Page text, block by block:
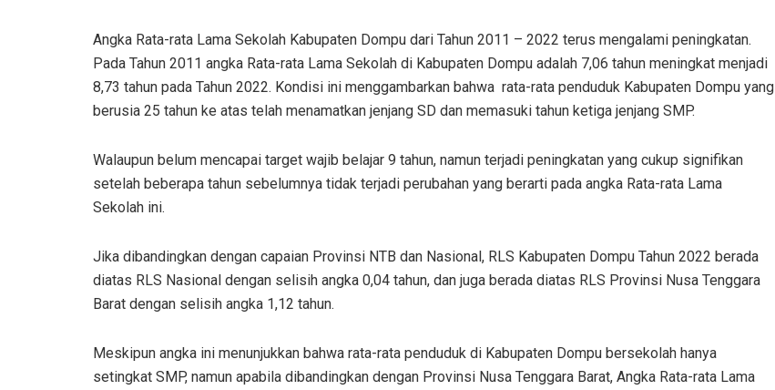
Angka Rata-rata Lama Sekolah Kabupaten Dompu dari Tahun 2011 – 2022 terus mengalami peningkatan.
Pada Tahun 2011 angka Rata-rata Lama Sekolah di Kabupaten Dompu adalah 7,06 tahun meningkat menjadi
8,73 tahun pada Tahun 2022. Kondisi ini menggambarkan bahwa rata-rata penduduk Kabupaten Dompu yang
berusia 25 tahun ke atas telah menamatkan jenjang SD dan memasuki tahun ketiga jenjang SMP.
Walaupun belum mencapai target wajib belajar 9 tahun, namun terjadi peningkatan yang cukup signifikan
setelah beberapa tahun sebelumnya tidak terjadi perubahan yang berarti pada angka Rata-rata Lama
Sekolah ini.
Jika dibandingkan dengan capaian Provinsi NTB dan Nasional, RLS Kabupaten Dompu Tahun 2022 berada
diatas RLS Nasional dengan selisih angka 0,04 tahun, dan juga berada diatas RLS Provinsi Nusa Tenggara
Barat dengan selisih angka 1,12 tahun.
Meskipun angka ini menunjukkan bahwa rata-rata penduduk di Kabupaten Dompu bersekolah hanya
setingkat SMP, namun apabila dibandingkan dengan Provinsi Nusa Tenggara Barat, Angka Rata-rata Lama